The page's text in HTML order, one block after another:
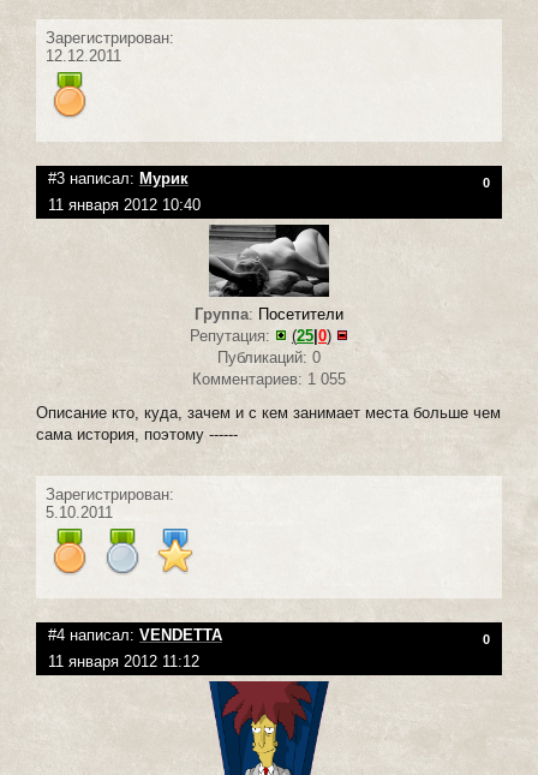
Зарегистрирован:
12.12.2011
#3 написал: Мурик 0
11 января 2012 10:40
Группа: Посетители
Репутация:
(25 0)
Публикаций: 0
Комментариев: 1 055
Описание кто, куда, зачем и с кем занимает места больше чем
сама история, поэтому ------
Зарегистрирован:
5.10.2011
#4 написал: VENDETTA 0
11 января 2012 11:12